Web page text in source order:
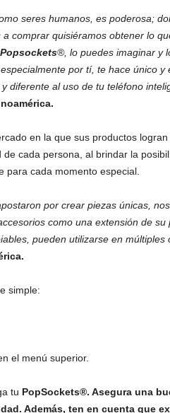
seres humanos, es poderosa;
comprar quisiéramos obtener lo
Popsockets®, lo puedes imaginar y
por tí, te hace único y
diferente al uso de tu teléfono
en la que sus productos
cada persona, al brindar la
para cada momento especial.
por crear piezas únicas,
como una extensión de su
pueden utilizarse en múltiples
simple:
el menú superior.
tu PopSockets®. Asegura una
Además, ten en cuenta que